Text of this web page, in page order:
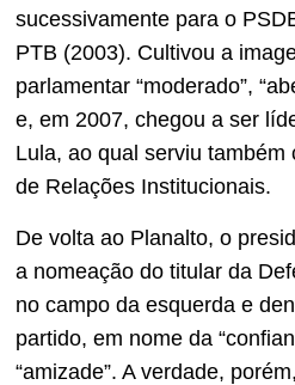
sucessivamente para o
PTB (2003). Cultivou a
parlamentar “moderado”,
e, em 2007, chegou a ser
Lula, ao qual serviu também
de Relações Institucionais.
De volta ao Planalto, o
a nomeação do titular da
no campo da esquerda e
partido, em nome da
“amizade”. A verdade,